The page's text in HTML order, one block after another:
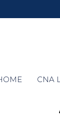
CNA